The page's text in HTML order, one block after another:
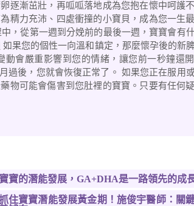
逐漸茁壯，再呱呱落地成為您抱在懷中呵護
精力充沛、四處衝撞的小寶貝，成為您一生
，從第一週到分娩前的最後一週，寶寶會有
果您的個性一向溫和鎮定，那麼懷孕後的新
會嚴重影響到您的情緒，讓您前一秒鐘還
過後，您就會恢復正常了。 如果您正在服用
物可能會傷害到您肚裡的寶寶。只要有任何
寶寶的潛能發展，GA+DHA是一路領先的成
住寶寶潛能發展黃金期！施俊宇醫師：關